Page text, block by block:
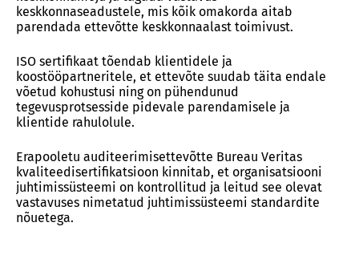
keskkonnaseadustele, mis kõik omakorda aitab
parendada ettevõtte keskkonnaalast toimivust.
ISO sertifikaat tõendab klientidele ja
koostööpartneritele, et ettevõte suudab täita endale
võetud kohustusi ning on pühendunud
tegevusprotsesside pidevale parendamisele ja
klientide rahulolule.
Erapooletu auditeerimisettevõtte Bureau Veritas
kvaliteedisertifikatsioon kinnitab, et organisatsiooni
juhtimissüsteemi on kontrollitud ja leitud see olevat
vastavuses nimetatud juhtimissüsteemi standardite
nõuetega.